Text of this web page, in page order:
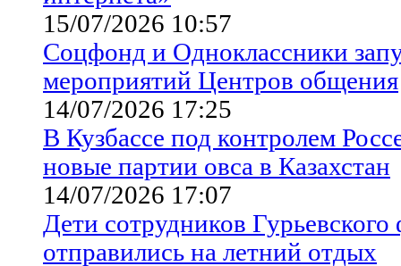
15/07/2026 10:57
Соцфонд и Одноклассники
мероприятий Центров общения
14/07/2026 17:25
В Кузбассе под контролем
новые партии овса в Казахстан
14/07/2026 17:07
Дети сотрудников
отправились на летний отдых